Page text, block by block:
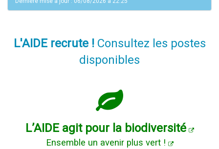
L'AIDE recrute !Consultez les postes
disponibles
L’AIDE agit pour la biodiversité
Ensemble un avenir plus vert !